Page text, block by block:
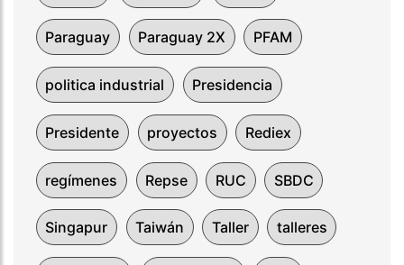
Paraguay Paraguay 2X PFAM
politica industrial Presidencia
Presidente proyectos Rediex
regímenes Repse RUC SBDC
Singapur Taiwán Taller talleres